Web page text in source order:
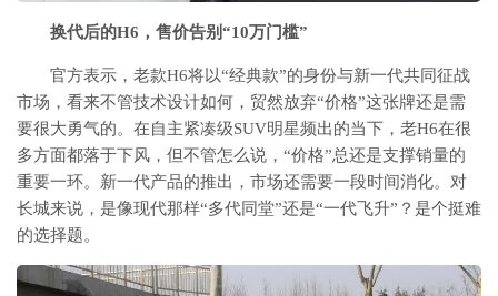
换代后的H6，售价告别“10万门槛”
官方表示，老款H6将以“经典款”的身份与新一代共同征战
市场，看来不管技术设计如何，贸然放弃“价格”这张牌还是需
要很大勇气的。在自主紧凑级SUV明星频出的当下，老H6在很
多方面都落于下风，但不管怎么说，“价格”总还是支撑销量的
重要一环。新一代产品的推出，市场还需要一段时间消化。对
长城来说，是像现代那样“多代同堂”还是“一代飞升”？是个挺难
的选择题。